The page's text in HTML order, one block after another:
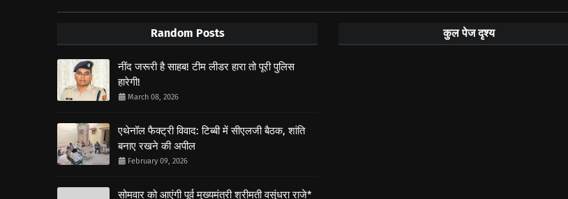
Random Posts
नींद जरूरी है साहब! टीम लीडर हारा तो पूरी पुलिस
हारेगी!
March 08, 2026
एथेनॉल फैक्ट्री विवाद: टिब्बी में सीएलजी बैठक, शांति
बनाए रखने की अपील
February 09, 2026
सोमवार को आएंगी पूर्व मुख्यमंत्री श्रीमती वसुंधरा राजे*
कुल पेज दृश्य